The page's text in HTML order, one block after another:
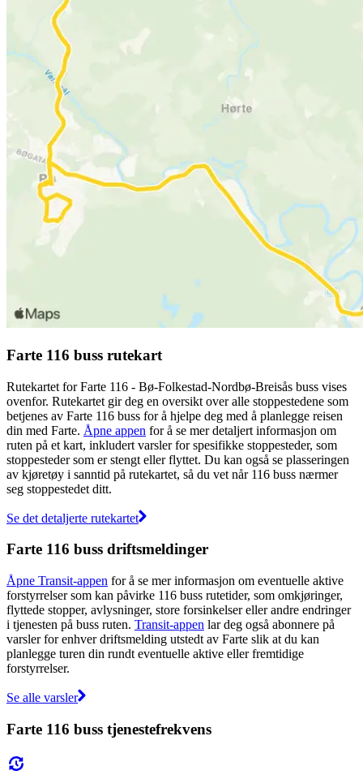
Farte 116 buss rutekart
Rutekartet for Farte 116 - Bø-Folkestad-Nordbø-Breisås buss vises
ovenfor. Rutekartet gir deg en oversikt over alle stoppestedene som
betjenes av Farte 116 buss for å hjelpe deg med å planlegge reisen
din med Farte. Åpne appen for å se mer detaljert informasjon om
ruten på et kart, inkludert varsler for spesifikke stoppesteder, som
stoppesteder som er stengt eller flyttet. Du kan også se plasseringen
av kjøretøy i sanntid på rutekartet, så du vet når 116 buss nærmer
seg stoppestedet ditt.
Se det detaljerte rutekartet
Farte 116 buss driftsmeldinger
Åpne Transit-appen for å se mer informasjon om eventuelle aktive
forstyrrelser som kan påvirke 116 buss rutetider, som omkjøringer,
flyttede stopper, avlysninger, store forsinkelser eller andre endringer
i tjenesten på buss ruten. Transit-appen lar deg også abonnere på
varsler for enhver driftsmelding utstedt av Farte slik at du kan
planlegge turen din rundt eventuelle aktive eller fremtidige
forstyrrelser.
Se alle varsler
Farte 116 buss tjenestefrekvens